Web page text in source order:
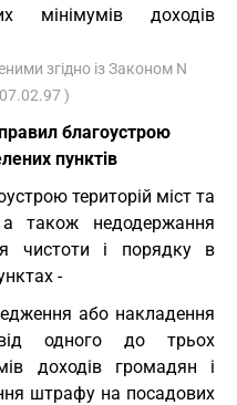
мінімумів доходів
згідно із Законом N
)
благоустрою
пунктів
територій міст та
а також недодержання
чистоти і порядку в
-
або накладення
одного до трьох
доходів громадян і
штрафу на посадових